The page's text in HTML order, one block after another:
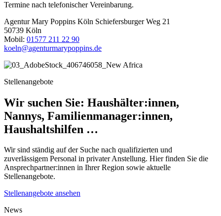
Termine nach telefonischer Vereinbarung.
Agentur Mary Poppins Köln Schiefersburger Weg 21
50739 Köln
Mobil: 01577 211 22 90
koeln@agenturmarypoppins.de
Stellenangebote
Wir suchen Sie: Haushälter:innen,
Nannys, Familienmanager:innen,
Haushaltshilfen …
Wir sind ständig auf der Suche nach qualifizierten und
zuverlässigem Personal in privater Anstellung. Hier finden Sie die
Ansprechpartner:innen in Ihrer Region sowie aktuelle
Stellenangebote.
Stellenangebote ansehen
News